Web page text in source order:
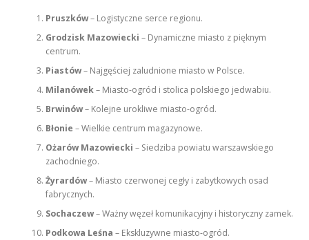
Pruszków– Logistyczne serce regionu.
Grodzisk Mazowiecki – Dynamiczne miasto z pięknym
centrum.
Piastów– Najgęściej zaludnione miasto w Polsce.
Milanówek– Miasto-ogród i stolica polskiego jedwabiu.
Brwinów– Kolejne urokliwe miasto-ogród.
Błonie – Wielkie centrum magazynowe.
Ożarów Mazowiecki – Siedziba powiatu warszawskiego
zachodniego.
Żyrardów– Miasto czerwonej cegły i zabytkowych osad
fabrycznych.
Sochaczew– Ważny węzeł komunikacyjny i historyczny zamek.
Podkowa Leśna – Ekskluzywne miasto-ogród.